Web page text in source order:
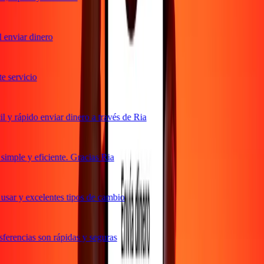
dinero
rápido enviar dinero a través de Ria
y eficiente. Gracias Ria
y excelentes tipos de cambio
son rápidas y seguras